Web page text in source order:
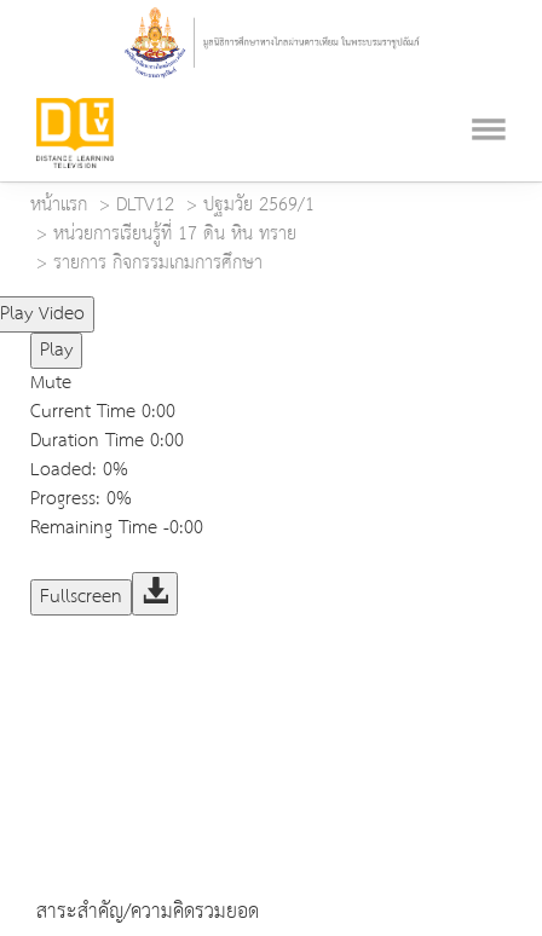
หน้าแรก DLTV12
ปฐมวัย 2569/1
หน่วยการเรียนรู้ที่ 17 ดิน หิน ทราย
รายการ กิจกรรมเกมการศึกษา
Play Video
Play
Mute
Current Time0:00
Duration Time0:00
Loaded: 0%
Progress: 0%
Remaining Time-0:00
Fullscreen
สาระสำคัญ/ความคิดรวมยอด